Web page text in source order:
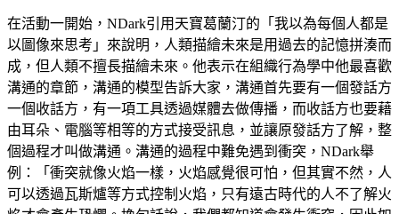
在活動一開始，NDark引用天寶葛蘭汀的「我以為每個人都是
以圖像來思考」來說明，人類描繪未來是用過去的記憶拼湊而
成，但人類不擅長描繪未來。他表示在組織行為學中他最喜歡
溝通的章節，溝通的模型告訴大家，溝通首先要有一個發話方
一個收話方，有一項工具透過媒體去做傳播，而收話方也要藉
由耳朵、電腦等相等的方式接受訊息，並讓原發話方了解，整
個過程才叫做溝通。溝通的過程中難免遇到衝突，NDark舉
例：「衝突就像火焰一樣，火焰感覺很可怕，但其實不然，人
可以透過瓦斯爐等方式控制火焰，只有遠古時代的人不了解火